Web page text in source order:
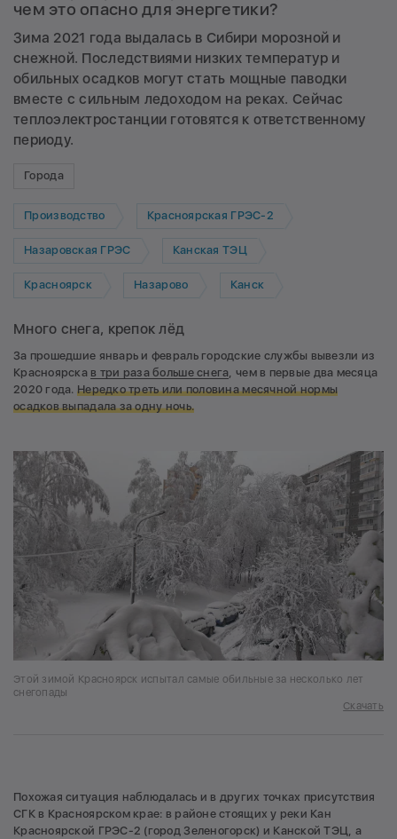
чем это опасно для энергетики?
Зима 2021 года выдалась в Сибири морозной и
снежной. Последствиями низких температур и
обильных осадков могут стать мощные паводки
вместе с сильным ледоходом на реках. Сейчас
теплоэлектростанции готовятся к ответственному
периоду.
Города
Производство Красноярская ГРЭС-2
Назаровская ГРЭС Канская ТЭЦ
Красноярск Назарово Канск
Много снега, крепок лёд
За прошедшие январь и февраль городские службы вывезли из
Красноярска в три раза больше снега , чем в первые два месяца
2020 года. Нередкотретьилиполовинамесячной нормы
осадков выпадала за одну ночь.
Этой зимой Красноярск испытал самые обильные за несколько лет
снегопады
Скачать
Похожая ситуация наблюдалась и в других точках присутствия
СГК в Красноярском крае: в районе стоящих у реки Кан
Красноярской ГРЭС-2 (город Зеленогорск) и Канской ТЭЦ, а